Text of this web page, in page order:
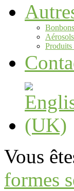
Bonbons
Aérosols
Produits
Vous
formes